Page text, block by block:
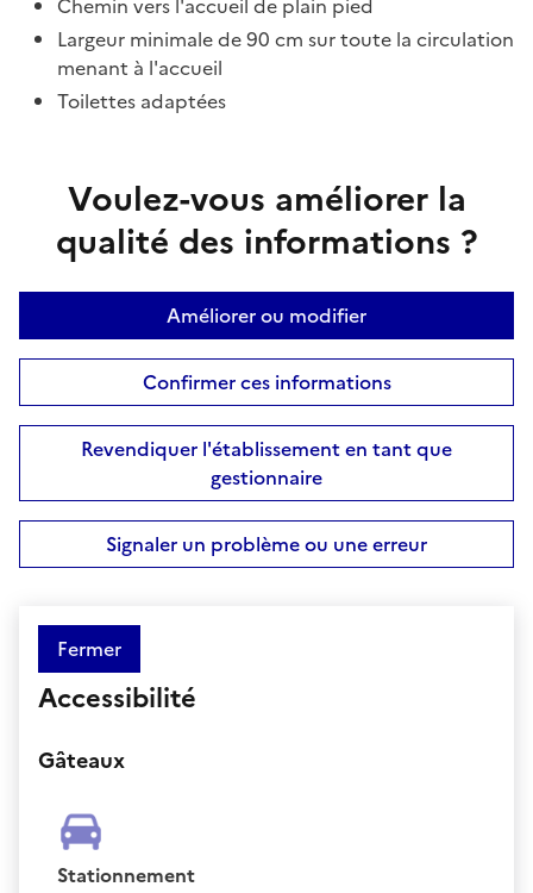
Largeur minimale de 90 cm sur toute la circulation
menant à l'accueil
Toilettes adaptées
Voulez-vous améliorer la
qualité des informations ?
Améliorer ou modifier
Confirmer ces informations
Revendiquer l'établissement en tant que
gestionnaire
Signaler un problème ou une erreur
Fermer
Accessibilité
Gâteaux
Stationnement